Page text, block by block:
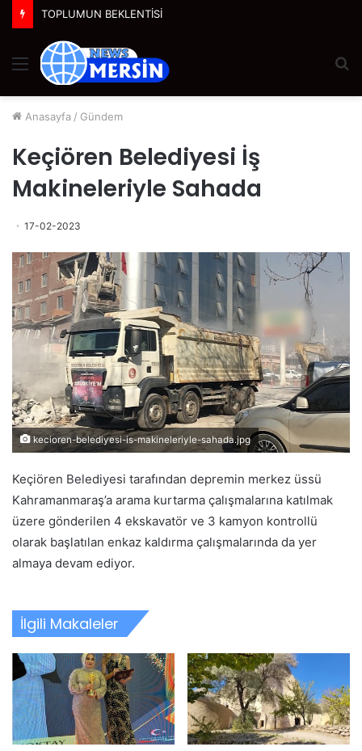
TOPLUMUN BEKLENTİSİ
Menü
Anasayfa / Gündem
Keçiören Belediyesi İş
Makineleriyle Sahada
17-02-2023
kecioren-belediyesi-is-makineleriyle-sahada.jpg
Keçiören Belediyesi tarafından depremin merkez üssü
Kahramanmaraş’a arama kurtarma çalışmalarına katılmak
üzere gönderilen 4 ekskavatör ve 3 kamyon kontrollü
olarak başlatılan enkaz kaldırma çalışmalarında da yer
almaya devam ediyor.
İlgili Makaleler